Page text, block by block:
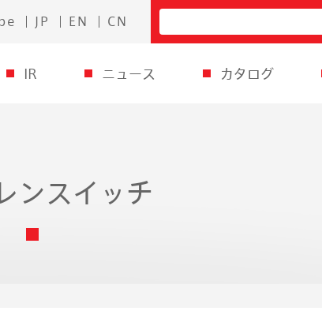
JP EN CN
IR ニュース カタログ
ンスイッチ